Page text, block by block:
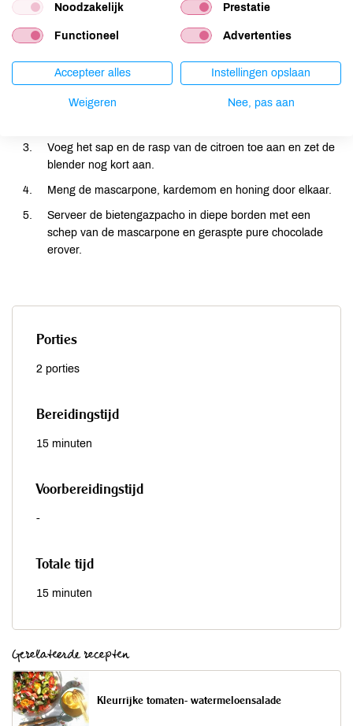
Doe het bietensap, de bramen, watermeloen, munt,
basilicum en gember in een blender.
Mix alles goed door elkaar tot het een gladde structuur
Voeg het sap en de rasp van de citroen toe aan en zet de
blender nog kort aan.
Meng de mascarpone, kardemom en honing door elkaar.
Serveer de bietengazpacho in diepe borden met een
schep van de mascarpone en geraspte pure chocolade
erover.
Porties
2 porties
Bereidingstijd
15 minuten
Voorbereidingstijd
-
Totale tijd
15 minuten
Gerelateerde recepten
Kleurrijke tomaten- watermeloensalade
Noodzakelijk Prestatie
Functioneel Advertenties
Accepteer alles Instellingen opslaan
Weigeren Nee, pas aan